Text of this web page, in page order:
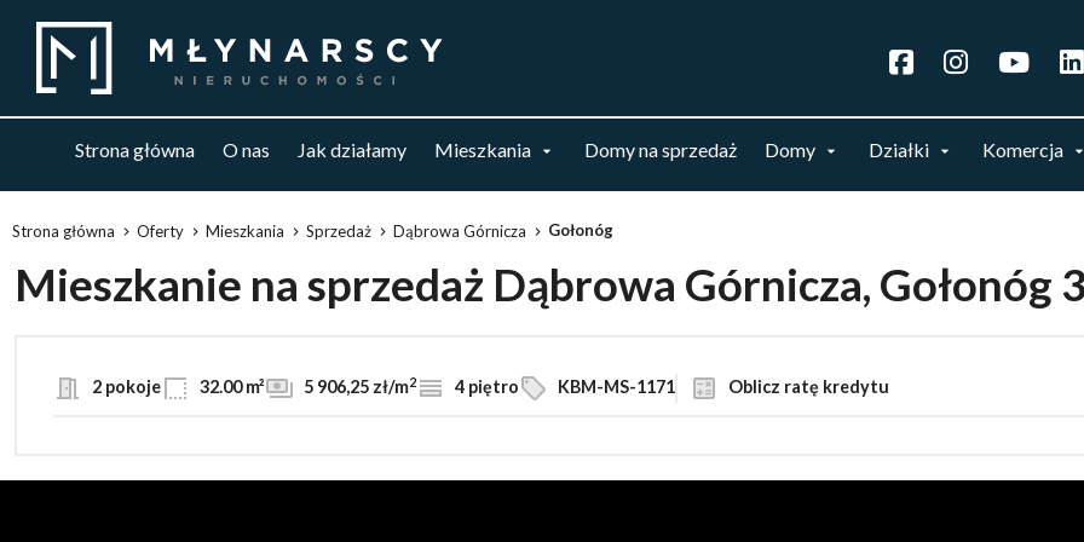
Strona główna O nas Jak działamy Mieszkania Domy na sprzedaż Domy Działki Komercja
Strona główna Oferty Mieszkania Sprzedaż Dąbrowa Górnicza Gołonóg
Mieszkanie na sprzedaż Dąbrowa Górnicza, Gołonóg
2 pokoje 32.00 m² 5 906,25 zł/m2 4 piętro KBM-MS-1171 Oblicz ratę kredytu